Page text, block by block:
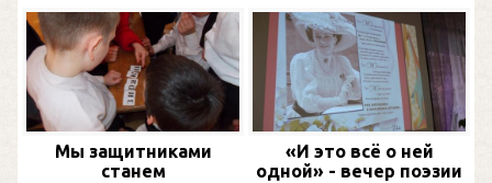
Мы защитниками
станем
«И это всё о ней
одной» - вечер поэзии